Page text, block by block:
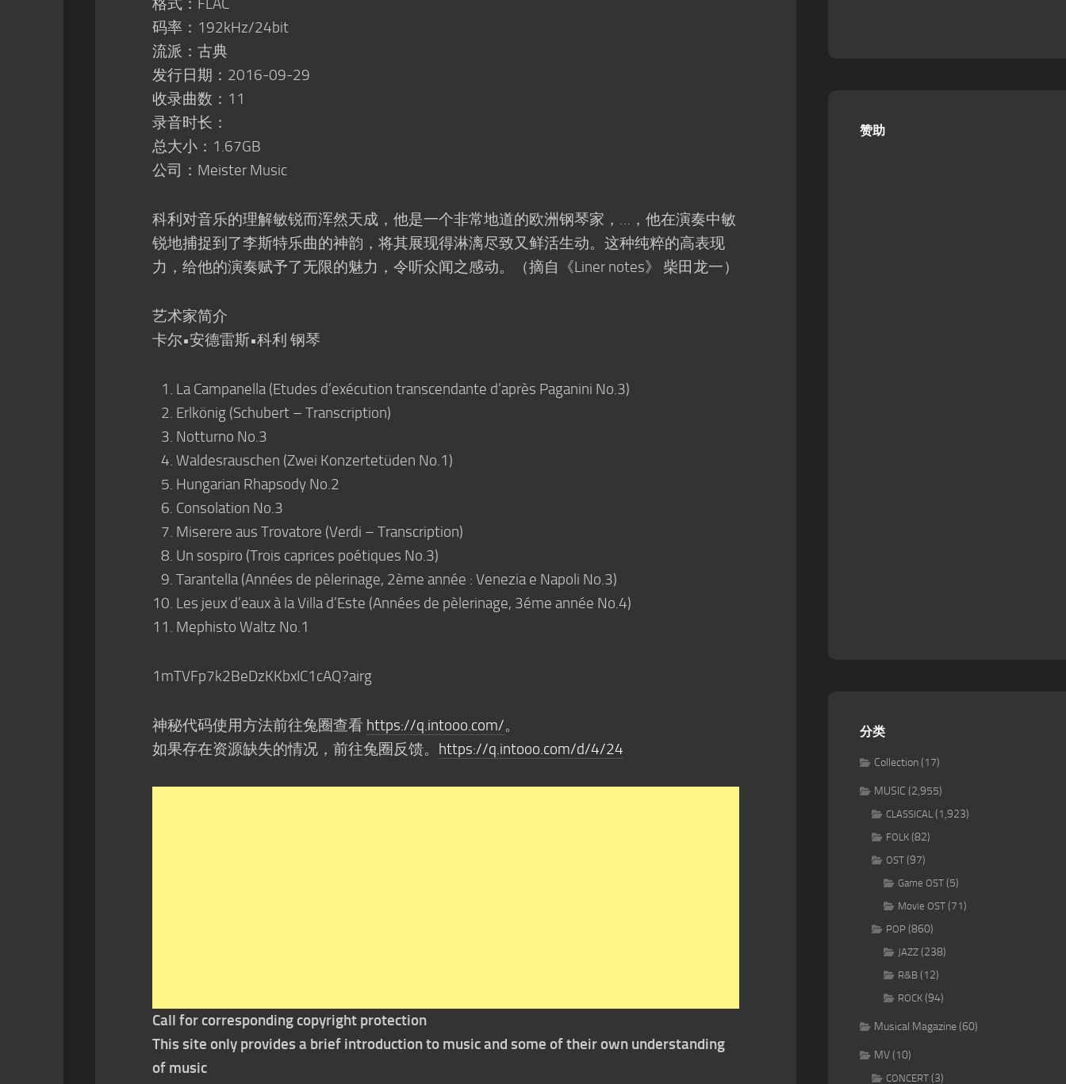
码率：192kHz/24bit
流派：古典
发行日期：2016-09-29
收录曲数：11
录音时长：
总大小：1.67GB
公司：Meister Music
科利对音乐的理解敏锐而浑然天成，他是一个非常地道的欧洲钢琴家，…，他在演奏中敏
锐地捕捉到了李斯特乐曲的神韵，将其展现得淋漓尽致又鲜活生动。这种纯粹的高表现
力，给他的演奏赋予了无限的魅力，令听众闻之感动。（摘自《Liner notes》 柴田龙一）
艺术家简介
卡尔•安德雷斯•科利 钢琴
La Campanella (Etudes d’exécution transcendante d’après Paganini No.3)
Erlkönig (Schubert – Transcription)
Notturno No.3
Waldesrauschen (Zwei Konzertetüden No.1)
Hungarian Rhapsody No.2
Consolation No.3
Miserere aus Trovatore (Verdi – Transcription)
Un sospiro (Trois caprices poétiques No.3)
Tarantella (Années de pèlerinage, 2ème année : Venezia e Napoli No.3)
Les jeux d’eaux à la Villa d’Este (Années de pèlerinage, 3éme année No.4)
Mephisto Waltz No.1
1mTVFp7k2BeDzKKbxIC1cAQ?airg
神秘代码使用方法前往兔圈查看 https://q.intooo.com/。
如果存在资源缺失的情况，前往兔圈反馈。 https://q.intooo.com/d/4/24
Call for corresponding copyright protection
This site only provides a brief introduction to music and some of their own understanding
of music
赞助
分类
Collection(17)
MUSIC (2,955)
CLASSICAL (1,923)
FOLK (82)
OST (97)
Game OST (5)
Movie OST (71)
POP (860)
JAZZ (238)
R&B (12)
ROCK (94)
Musical Magazine(60)
MV(10)
CONCERT (3)